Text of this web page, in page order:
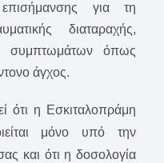
επισήμανσης για τη
διαταραχής,
συμπτωμάτων όπως
άγχος.
ότι η Εσκιταλοπράμη
μόνο υπό την
και ότι η δοσολογία